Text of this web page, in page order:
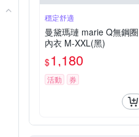
穩定舒適
曼黛瑪璉 marie Q無鋼圈
內衣 M-XXL(黑)
$1,180
活動 券